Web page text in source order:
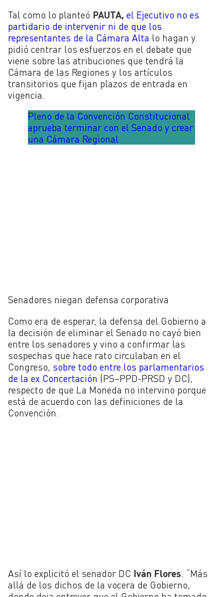
Tal como lo planteó PAUTA, el Ejecutivo no es
partidario de intervenir ni de que los
representantes de la Cámara Alta lo hagan y
pidió centrar los esfuerzos en el debate que
viene sobre las atribuciones que tendrá la
Cámara de las Regiones y los artículos
transitorios que fijan plazos de entrada en
vigencia.
Pleno de la Convención Constitucional
aprueba terminar con el Senado y crear
una Cámara Regional
Senadores niegan defensa corporativa
Como era de esperar, la defensa del Gobierno a
la decisión de eliminar el Senado no cayó bien
entre los senadores y vino a confirmar las
sospechas que hace rato circulaban en el
Congreso, sobre todo entre los parlamentarios
de la ex Concertación (PS–PPD-PRSD y DC),
respecto de que La Moneda no intervino porque
está de acuerdo con las definiciones de la
Convención.
Así lo explicitó el senador DC Iván Flores. “Más
allá de los dichos de la vocera de Gobierno,